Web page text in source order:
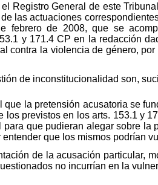
Registro General de este
las actuaciones
febrero de 2008, que se
y 171.4 CP en la redacción
contra la violencia de género,
de inconstitucionalidad son,
la pretensión acusatoria se
previstos en los arts. 153.1 y
que pudieran alegar sobre
que los mismos podrían
de la acusación particular,
no incurrían en la